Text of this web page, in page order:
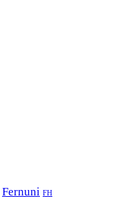
Fernuni FH